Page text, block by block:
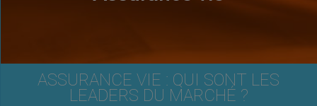
ASSURANCE VIE : QUI SONT LES
LEADERS DU MARCHÉ ?